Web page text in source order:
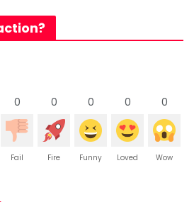
0
Fail
0
Fire
0
Funny
0
Loved
0
Wow